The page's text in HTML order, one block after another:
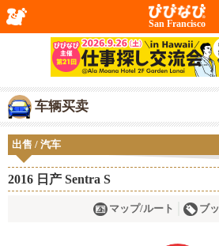
San Francisco
车辆买卖
出售 / 汽车
2016 日产 Sentra S
マップ/ルート ブ